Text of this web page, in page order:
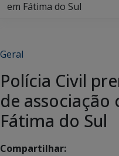
em Fátima do Sul
Geral
Polícia Civil
de associação
Fátima do Sul
Compartilhar: